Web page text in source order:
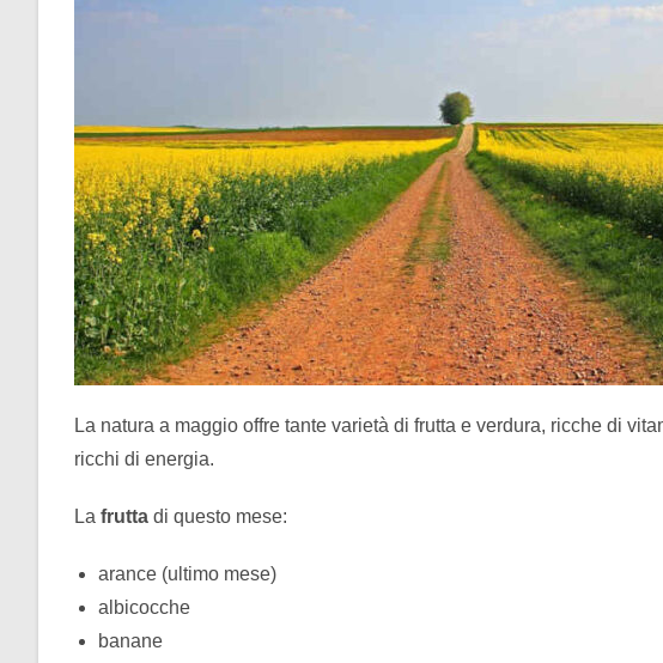
La natura a maggio offre tante varietà di frutta e verdura, ricche di
ricchi di energia.
La frutta di questo mese:
arance (ultimo mese)
albicocche
banane